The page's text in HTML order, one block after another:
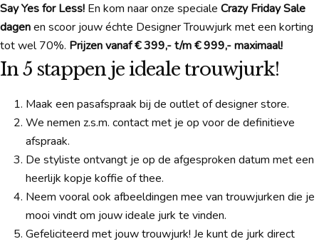
Say Yes for Less! En kom naar onze speciale Crazy Friday Sale
dagenen scoor jouw échte Designer Trouwjurk met een korting
tot wel 70%. Prijzen vanaf € 399,- t/m € 999,- maximaal!
In 5 stappen je ideale trouwjurk!
Maak een pasafspraak bij de outlet of designer store.
We nemen z.s.m. contact met je op voor de definitieve
afspraak.
De styliste ontvangt je op de afgesproken datum met een
heerlijk kopje koffie of thee.
Neem vooral ook afbeeldingen mee van trouwjurken die je
mooi vindt om jouw ideale jurk te vinden.
Gefeliciteerd met jouw trouwjurk! Je kunt de jurk direct